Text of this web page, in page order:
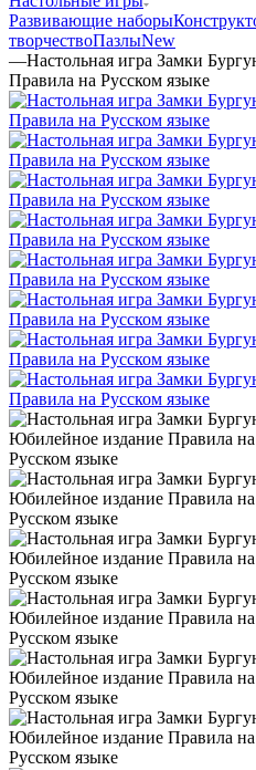
Развивающие наборы
творчествоПазлыNew
—Настольная игра Замки
Правила на Русском языке